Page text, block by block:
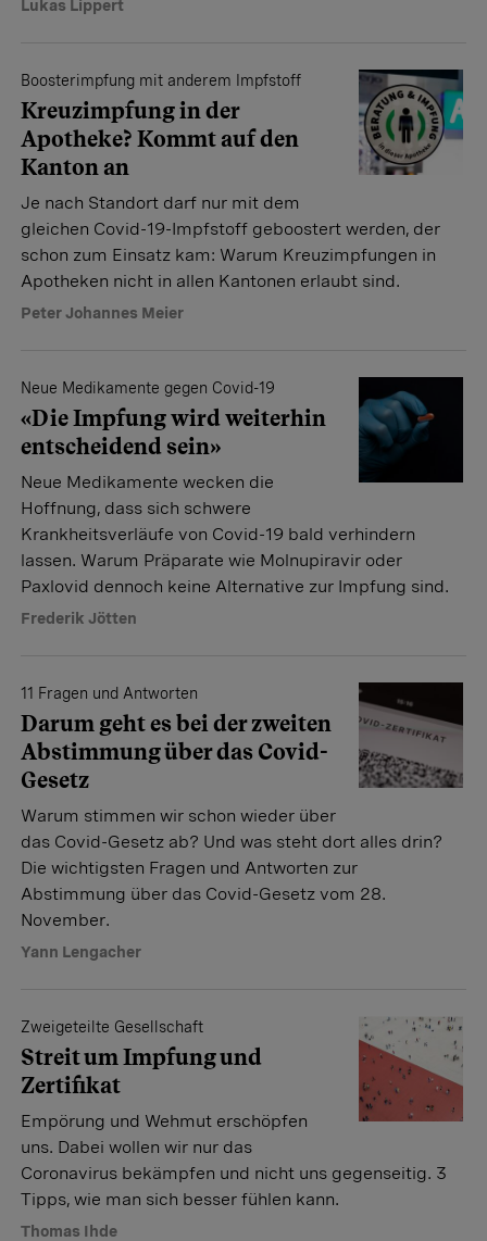
Lukas Lippert
Boosterimpfung mit anderem Impfstoff
Kreuzimpfung in der
Apotheke? Kommt auf den
Kanton an
Je nach Standort darf nur mit dem
gleichen Covid-19-Impfstoff geboostert werden, der
schon zum Einsatz kam: Warum Kreuzimpfungen in
Apotheken nicht in allen Kantonen erlaubt sind.
Peter Johannes Meier
Neue Medikamente gegen Covid-19
«Die Impfung wird weiterhin
entscheidend sein»
Neue Medikamente wecken die
Hoffnung, dass sich schwere
Krankheitsverläufe von Covid-19 bald verhindern
lassen. Warum Präparate wie Molnupiravir oder
Paxlovid dennoch keine Alternative zur Impfung sind.
Frederik Jötten
11 Fragen und Antworten
Darum geht es bei der zweiten
Abstimmung über das Covid-
Gesetz
Warum stimmen wir schon wieder über
das Covid-Gesetz ab? Und was steht dort alles drin?
Die wichtigsten Fragen und Antworten zur
Abstimmung über das Covid-Gesetz vom 28.
November.
Yann Lengacher
Zweigeteilte Gesellschaft
Streit um Impfung und
Zertifikat
Empörung und Wehmut erschöpfen
uns. Dabei wollen wir nur das
Coronavirus bekämpfen und nicht uns gegenseitig. 3
Tipps, wie man sich besser fühlen kann.
Thomas Ihde